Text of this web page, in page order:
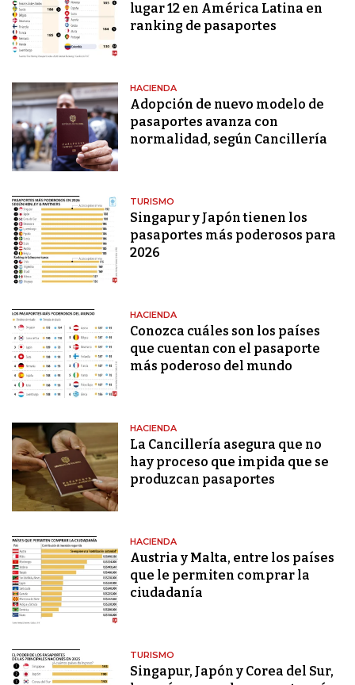
lugar 12 en América Latina en
ranking de pasaportes
HACIENDA
Adopción de nuevo modelo de
pasaportes avanza con
normalidad, según Cancillería
TURISMO
Singapur y Japón tienen los
pasaportes más poderosos para
2026
HACIENDA
Conozca cuáles son los países
que cuentan con el pasaporte
más poderoso del mundo
HACIENDA
La Cancillería asegura que no
hay proceso que impida que se
produzcan pasaportes
HACIENDA
Austria y Malta, entre los países
que le permiten comprar la
ciudadanía
TURISMO
Singapur, Japón y Corea del Sur,